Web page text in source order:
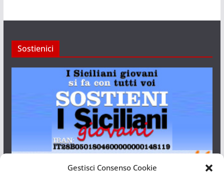
Gestisci Consenso Cookie
Sostienici